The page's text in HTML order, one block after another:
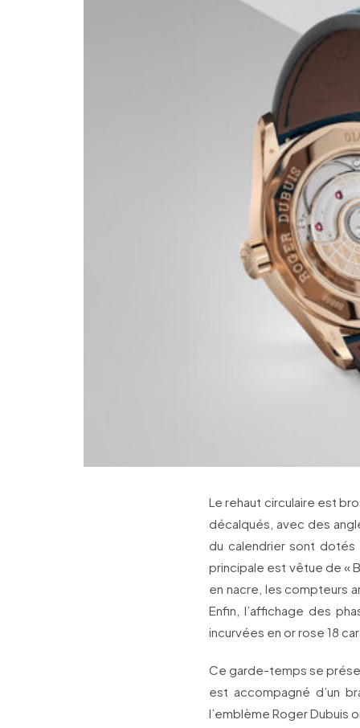
Le rehaut circulaire est
décalqués, avec des
du calendrier sont
principale est vêtue de «
en nacre, les compteurs
Enfin, l’affichage des
incurvées en or rose 18
Ce garde-temps se
est accompagné d’un
l’emblème Roger Dubuis